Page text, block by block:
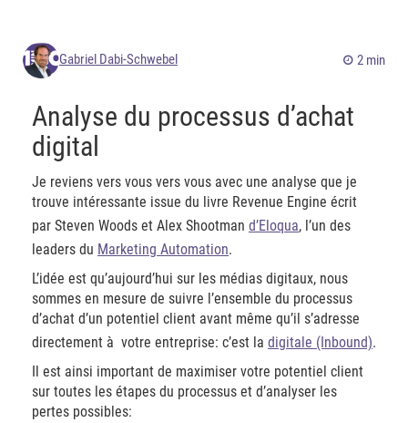
Gabriel Dabi-Schwebel 2 min
Analyse du processus d’achat
digital
Je reviens vers vous vers vous avec une analyse que je
trouve intéressante issue du livre Revenue Engine écrit
par Steven Woods et Alex Shootman d’Eloqua, l’un des
leaders du Marketing Automation.
L’idée est qu’aujourd’hui sur les médias digitaux, nous
sommes en mesure de suivre l’ensemble du processus
d’achat d’un potentiel client avant même qu’il s’adresse
directement à votre entreprise: c’est la digitale (Inbound).
Il est ainsi important de maximiser votre potentiel client
sur toutes les étapes du processus et d’analyser les
pertes possibles: